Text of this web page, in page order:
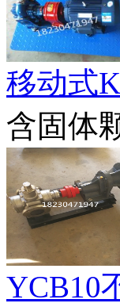
移动式
含固体
YCB10